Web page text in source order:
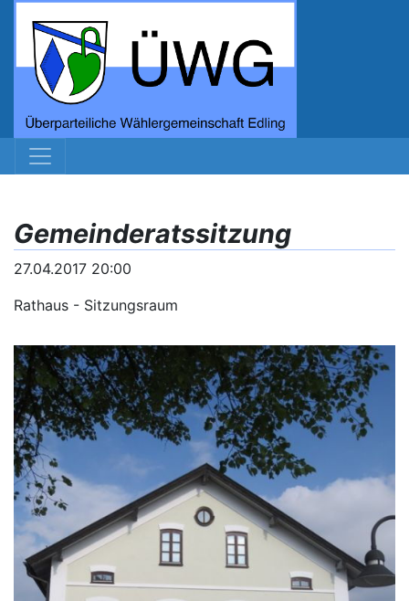
Gemeinderatssitzung
27.04.2017 20:00
Rathaus - Sitzungsraum